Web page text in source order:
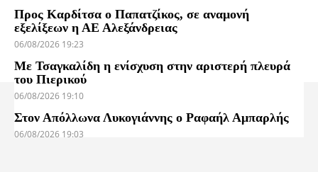
Προς Καρδίτσα ο Παπατζίκος, σε αναμονή
εξελίξεων η ΑΕ Αλεξάνδρειας
06/08/2026 19:23
Με Τσαγκαλίδη η ενίσχυση στην αριστερή πλευρά
του Πιερικού
06/08/2026 19:10
Στον Απόλλωνα Λυκογιάννης ο Ραφαήλ Αμπαρλής
06/08/2026 19:03